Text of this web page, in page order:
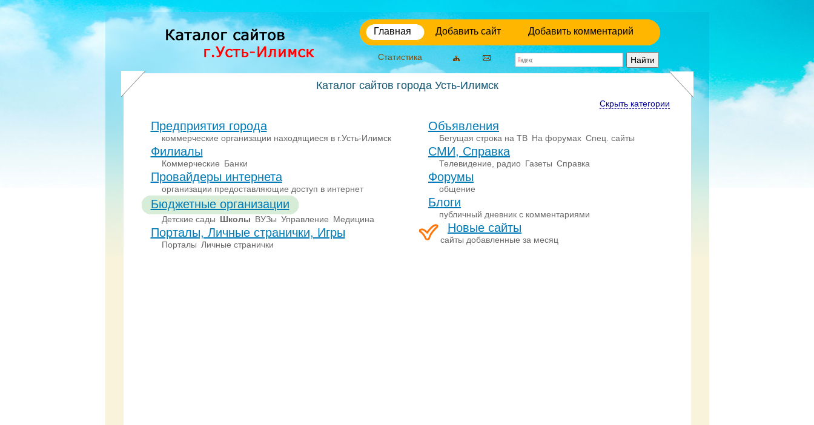
Главная Добавить сайт Добавить комментарий
Статистика
Каталог сайтов города Усть-Илимск
Скрыть категории
Предприятия города
коммерческие организации находящиеся в г.Усть-Илимск
Филиалы
Коммерческие Банки
Провайдеры интернета
организации предоставляющие доступ в интернет
Бюджетные организации
Детские сады Школы ВУЗы Управление Медицина
Порталы, Личные странички, Игры
Порталы Личные странички
Объявления
Бегущая строка на ТВ На форумах Спец. сайты
СМИ, Справка
Телевидение, радио Газеты Справка
Форумы
общение
Блоги
публичный дневник с комментариями
Новые сайты
сайты добавленные за месяц